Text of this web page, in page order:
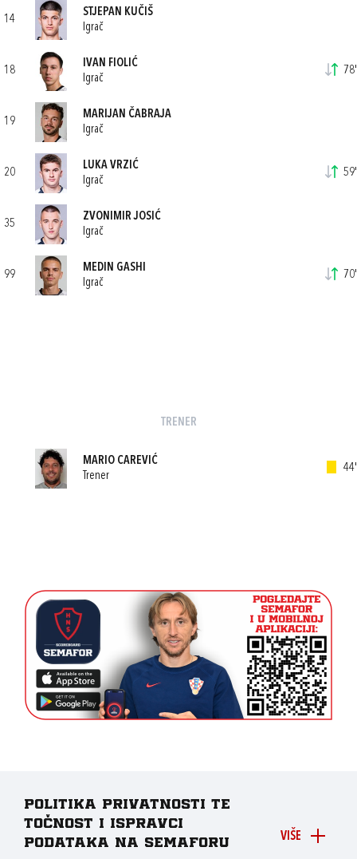
14
STJEPAN KUČIŠ
Igrač
18
IVAN FIOLIĆ
Igrač
78'
19
MARIJAN ČABRAJA
Igrač
20
LUKA VRZIĆ
Igrač
59'
35
ZVONIMIR JOSIĆ
Igrač
99
MEDIN GASHI
Igrač
70'
TRENER
MARIO CAREVIĆ
Trener
44'
VIŠE
Politika privatnosti te
točnost i ispravci
podataka na Semaforu